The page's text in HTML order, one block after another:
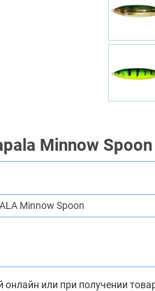
Minnow
Minnow Spoon
или при получении